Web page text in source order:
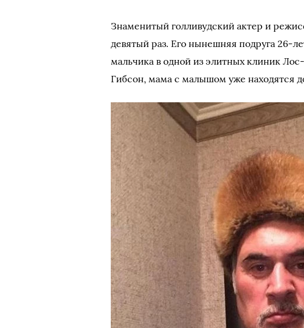
Знаменитый голливудский актер и
девятый раз. Его нынешняя подруга 26-
мальчика в одной из элитных клиник
Гибсон, мама с малышом уже находятся